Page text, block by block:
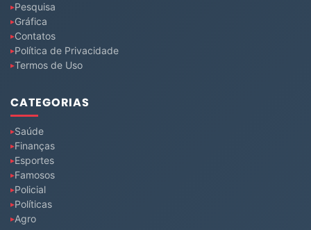
Pesquisa
Gráfica
Contatos
Política de Privacidade
Termos de Uso
CATEGORIAS
Saúde
Finanças
Esportes
Famosos
Policial
Políticas
Agro